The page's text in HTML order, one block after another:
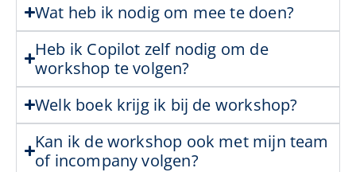
Wat heb ik nodig om mee te doen?
Heb ik Copilot zelf nodig om de
workshop te volgen?
Welk boek krijg ik bij de workshop?
Kan ik de workshop ook met mijn team
of incompany volgen?